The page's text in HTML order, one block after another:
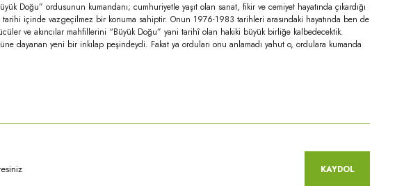
Doğu” ordusunun kumandanı; cumhuriyetle yaşıt olan sanat, fikir ve cemiyet hayatında çıkardığı
içinde vazgeçilmez bir konuma sahiptir. Onun 1976-1983 tarihleri arasındaki hayatında ben de
ve akıncılar mahfillerini “Büyük Doğu” yani tarihî olan hakiki büyük birliğe kalbedecektik.
dayanan yeni bir inkılap peşindeydi. Fakat ya orduları onu anlamadı yahut o, ordulara kumanda
KAYDOL